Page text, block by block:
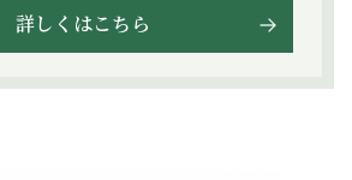
詳しくはこちら